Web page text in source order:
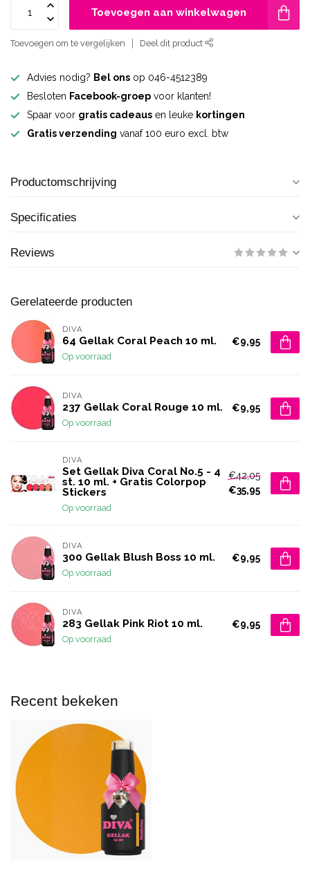
Toevoegen aan winkelwagen
Toevoegen om te vergelijken Deel dit product
Advies nodig? Bel ons op 046-4512389
Besloten Facebook-groep voor klanten!
Spaar voor gratis cadeaus en leuke kortingen
Gratis verzending vanaf 100 euro excl. btw
Productomschrijving
Specificaties
Reviews
Gerelateerde producten
DIVA
64 Gellak Coral Peach 10 ml.
Op voorraad
€9,95
DIVA
237 Gellak Coral Rouge 10 ml.
Op voorraad
€9,95
DIVA
Set Gellak Diva Coral No.5 - 4
st. 10 ml. + Gratis Colorpop
Stickers
Op voorraad
€42,05
€35,95
DIVA
300 Gellak Blush Boss 10 ml.
Op voorraad
€9,95
DIVA
283 Gellak Pink Riot 10 ml.
Op voorraad
€9,95
Recent bekeken